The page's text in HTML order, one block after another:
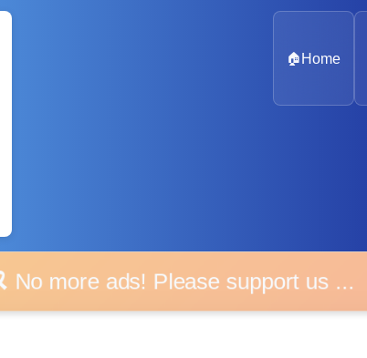
🏠 Home
more ads! Please support us ...